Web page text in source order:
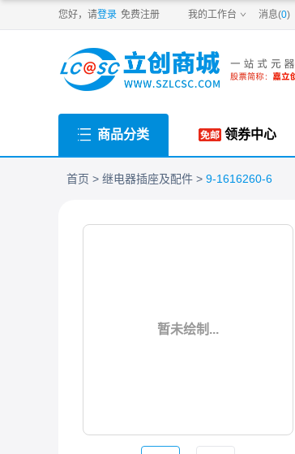
您好，请登录 免费注册 我的工作台 消息(0)
商品分类 领券中心
首页 继电器插座及配件 9-1616260-6
暂未绘制...